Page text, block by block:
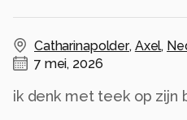
Catharinapolder, Axel,
7 mei, 2026
ik denk met teek op zijn